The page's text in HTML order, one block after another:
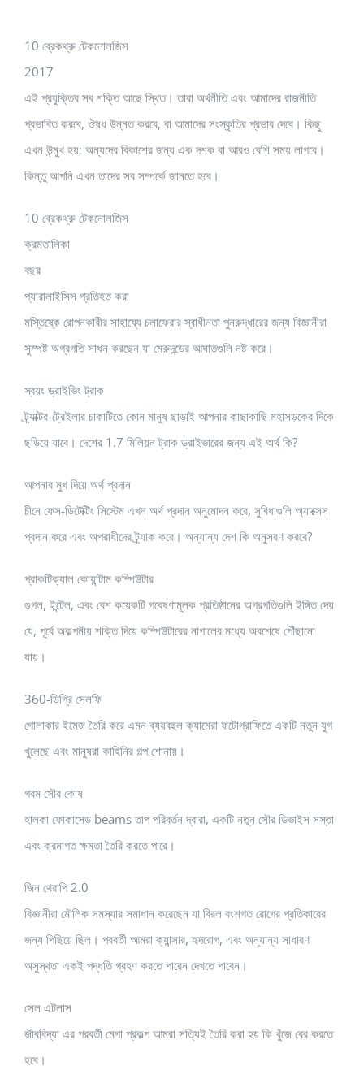
10 ব্রেকথ্রু টেকনোলজিস
2017
এই প্রযুক্তির সব শক্তি আছে স্থিত। তারা অর্থনীতি এবং আমাদের রাজনীতি
প্রভাবিত করবে, ঔষধ উন্নত করবে, বা আমাদের সংস্কৃতির প্রভাব দেবে। কিছু
এখন উন্মুখ হয়; অন্যদের বিকাশের জন্য এক দশক বা আরও বেশি সময় লাগবে।
কিন্তু আপনি এখন তাদের সব সম্পর্কে জানতে হবে।
10 ব্রেকথ্রু টেকনোলজিস
ক্রমতালিকা
বছর
প্যারালাইসিস প্রতিহত করা
মস্তিষ্কে রোপনকারীর সাহায্যে চলাফেরার স্বাধীনতা পুনরুদ্ধারের জন্য বিজ্ঞানীরা
সুস্পষ্ট অগ্রগতি সাধন করছেন যা মেরুদন্ডের আঘাতগুলি নষ্ট করে।
স্বয়ং ড্রাইভিং ট্রাক
ট্র্যাক্টর-ট্রেইলার চাকাটিতে কোন মানুষ ছাড়াই আপনার কাছাকাছি মহাসড়কের দিকে
ছড়িয়ে যাবে। দেশের 1.7 মিলিয়ন ট্রাক ড্রাইভারের জন্য এই অর্থ কি?
আপনার মুখ দিয়ে অর্থ প্রদান
চীনে ফেস-ডিটেক্টিং সিস্টেম এখন অর্থ প্রদান অনুমোদন করে, সুবিধাগুলি অ্যাক্সেস
প্রদান করে এবং অপরাধীদের ট্র্যাক করে। অন্যান্য দেশ কি অনুসরণ করবে?
প্রাকটিক্যাল কোয়ান্টাম কম্পিউটার
গুগল, ইন্টেল, এবং বেশ কয়েকটি গবেষণামূলক প্রতিষ্ঠানের অগ্রগতিগুলি ইঙ্গিত দেয়
যে, পূর্বে অকল্পনীয় শক্তি দিয়ে কম্পিউটারের নাগালের মধ্যে অবশেষে পৌঁছানো
যায়।
360-ডিগ্রি সেলফি
গোলাকার ইমেজ তৈরি করে এমন ব্যয়বহুল ক্যামেরা ফটোগ্রাফিতে একটি নতুন যুগ
খুলেছে এবং মানুষরা কাহিনির গল্প শোনায়।
গরম সৌর কোষ
হালকা ফোকাসেড beams তাপ পরিবর্তন দ্বারা, একটি নতুন সৌর ডিভাইস সস্তা
এবং ক্রমাগত ক্ষমতা তৈরি করতে পারে।
জিন থেরাপি 2.0
বিজ্ঞানীরা মৌলিক সমস্যার সমাধান করেছেন যা বিরল বংশগত রোগের প্রতিকারের
জন্য পিছিয়ে ছিল। পরবর্তী আমরা ক্যান্সার, হৃদরোগ, এবং অন্যান্য সাধারণ
অসুস্থতা একই পদ্ধতি গ্রহণ করতে পারেন দেখতে পাবেন।
সেল এটলাস
জীববিদ্যা এর পরবর্তী মেগা প্রকল্প আমরা সত্যিই তৈরি করা হয় কি খুঁজে বের করতে
হবে।